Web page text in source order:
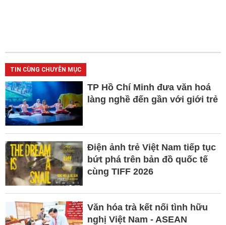
TIN CÙNG CHUYÊN MỤC
TP Hồ Chí Minh đưa văn hoá
làng nghề đến gần với giới trẻ
Điện ảnh trẻ Việt Nam tiếp tục
bứt phá trên bản đồ quốc tế
cùng TIFF 2026
Văn hóa trà kết nối tình hữu
nghị Việt Nam - ASEAN